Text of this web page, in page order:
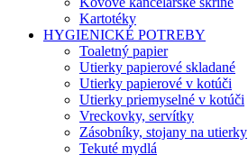
Kartotéky
HYGIENICKÉ POTREBY
Toaletný papier
Utierky papierové skladané
Utierky papierové v kotúči
Utierky priemyselné v kotúči
Vreckovky, servítky
Zásobníky, stojany na utierky
Tekuté mydlá